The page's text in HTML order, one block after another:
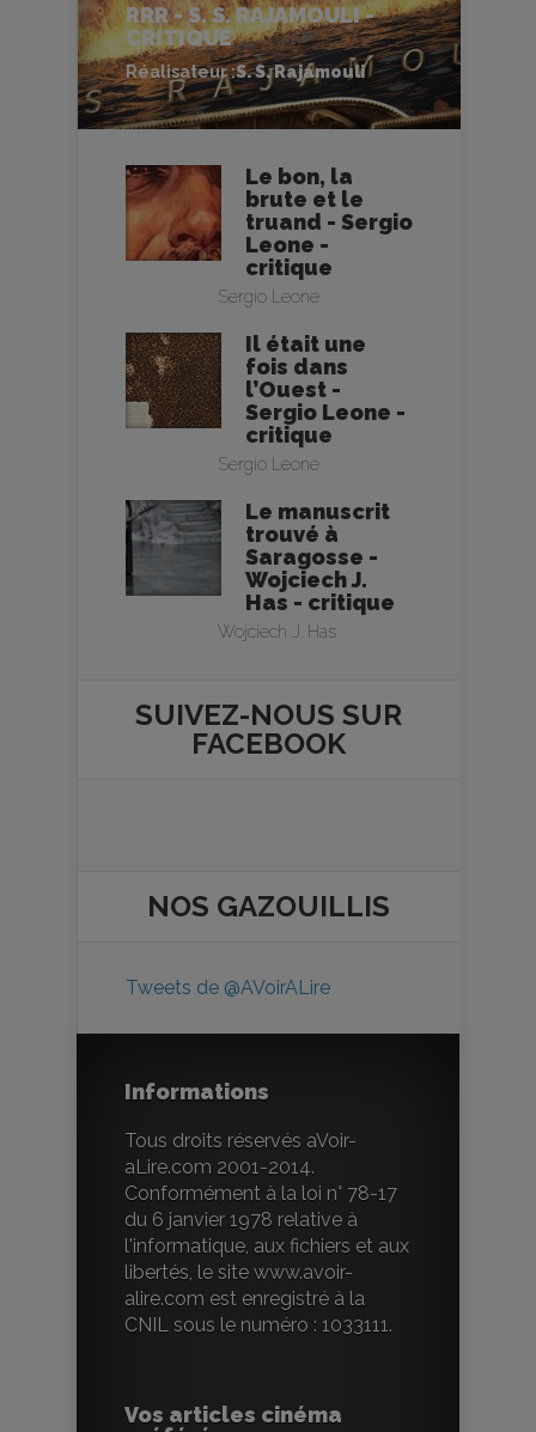
RRR - S. S. RAJAMOULI -
CRITIQUE
Réalisateur :S. S. Rajamouli
Le bon, la
brute et le
truand - Sergio
Leone -
critique
Sergio Leone
Il était une
fois dans
l’Ouest -
Sergio Leone -
critique
Sergio Leone
Le manuscrit
trouvé à
Saragosse -
Wojciech J.
Has - critique
Wojciech J. Has
SUIVEZ-NOUS SUR
FACEBOOK
NOS GAZOUILLIS
Tweets de @AVoirALire
Informations
Tous droits réservés aVoir-
aLire.com 2001-2014.
Conformément à la loi n° 78-17
du 6 janvier 1978 relative à
l'informatique, aux fichiers et aux
libertés, le site www.avoir-
alire.com est enregistré à la
CNIL sous le numéro : 1033111.
Vos articles cinéma